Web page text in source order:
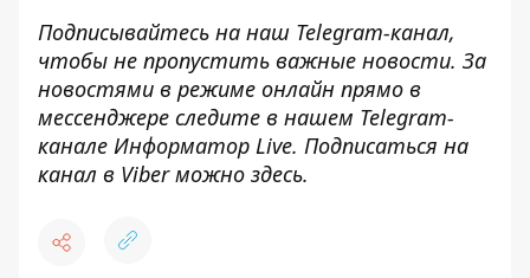
Подписывайтесь на наш Telegram-канал,
чтобы не пропустить важные новости. За
новостями в режиме онлайн прямо в
мессенджере следите в нашем Telegram-
канале Информатор Live. Подписаться на
канал в Viber можно здесь.